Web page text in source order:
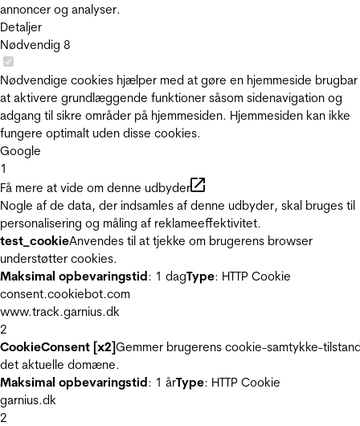
annoncer og analyser.
Detaljer
Nødvendig 8
Nødvendige cookies hjælper med at gøre en hjemmeside
at aktivere grundlæggende funktioner såsom sidenavigation og
adgang til sikre områder på hjemmesiden. Hjemmesiden kan ikke
fungere optimalt uden disse cookies.
Google
1
Få mere at vide om denne udbyder
Nogle af de data, der indsamles af denne udbyder, skal bruges til
personalisering og måling af reklameeffektivitet.
test_cookieAnvendes til at tjekke om brugerens browser
understøtter cookies.
Maksimal opbevaringstid: 1 dagType: HTTP Cookie
consent.cookiebot.com
www.track.garnius.dk
2
CookieConsent [x2]Gemmer brugerens cookie-samtykke-
det aktuelle domæne.
Maksimal opbevaringstid: 1 årType: HTTP Cookie
garnius.dk
2